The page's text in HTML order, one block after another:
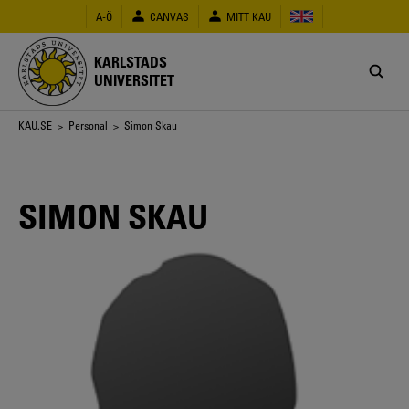
huvudinnehåll
A-Ö CANVAS MITT KAU
KARLSTADS
UNIVERSITET
Länkstig
KAU.SE > Personal > Simon Skau
SIMON SKAU